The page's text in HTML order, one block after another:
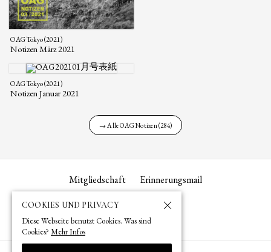
OAG Tokyo (2021)
Notizen März 2021
OAG Tokyo (2021)
Notizen Januar 2021
→ Alle OAG Notizen (284)
Mitgliedschaft Erinnerungsmail
COOKIES UND PRIVACY
Diese Webseite benutzt Cookies. Was sind
Cookies? Mehr Infos